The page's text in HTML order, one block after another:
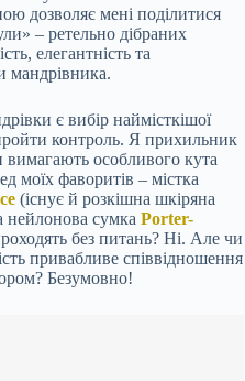
дозволяє мені поділитися
– ретельно дібраних
елегантність та
мандрівника.
є вибір наймісткішої
контроль. Я прихильник
особливого кута
моїх фаворитів – містка
(існує й розкішна шкіряна
нейлонова сумка Porter-
без питань? Ні. Але чи
привабливе співвідношення
Безумовно!